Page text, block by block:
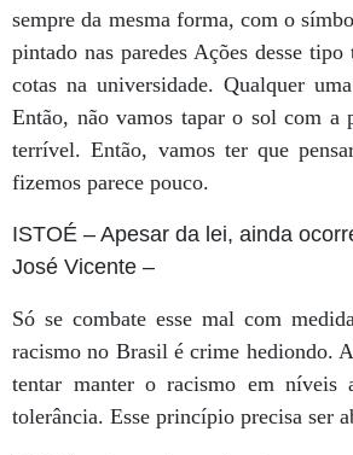
sempre da mesma forma, com o
pintado nas paredes Ações desse
cotas na universidade. Qualquer
Então, não vamos tapar o sol com
terrível. Então, vamos ter que
fizemos parece pouco.
ISTOÉ – Apesar da lei, ainda
José Vicente –
Só se combate esse mal com
racismo no Brasil é crime hediondo.
tentar manter o racismo em níveis
tolerância. Esse princípio precisa ser